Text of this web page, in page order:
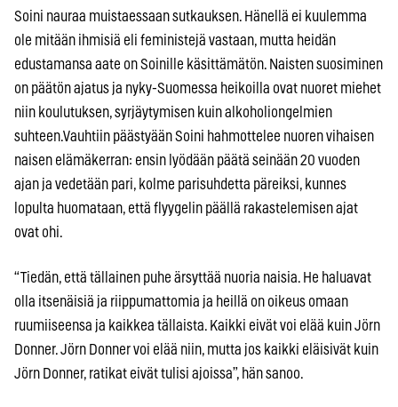
Soini nauraa muistaessaan sutkauksen. Hänellä ei kuulemma
ole mitään ihmisiä eli feministejä vastaan, mutta heidän
edustamansa aate on Soinille käsittämätön. Naisten suosiminen
on päätön ajatus ja nyky-Suomessa heikoilla ovat nuoret miehet
niin koulutuksen, syrjäytymisen kuin alkoholiongelmien
suhteen.Vauhtiin päästyään Soini hahmottelee nuoren vihaisen
naisen elämäkerran: ensin lyödään päätä seinään 20 vuoden
ajan ja vedetään pari, kolme parisuhdetta päreiksi, kunnes
lopulta huomataan, että flyygelin päällä rakastelemisen ajat
ovat ohi.
“Tiedän, että tällainen puhe ärsyttää nuoria naisia. He haluavat
olla itsenäisiä ja riippumattomia ja heillä on oikeus omaan
ruumiiseensa ja kaikkea tällaista. Kaikki eivät voi elää kuin Jörn
Donner. Jörn Donner voi elää niin, mutta jos kaikki eläisivät kuin
Jörn Donner, ratikat eivät tulisi ajoissa”, hän sanoo.